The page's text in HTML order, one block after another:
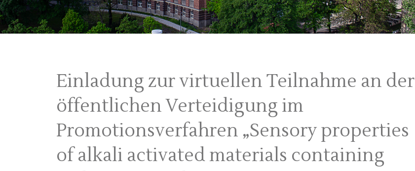
Einladung zur virtuellen Teilnahme an der
öffentlichen Verteidigung im
Promotionsverfahren „Sensory properties
of alkali activated materials containing